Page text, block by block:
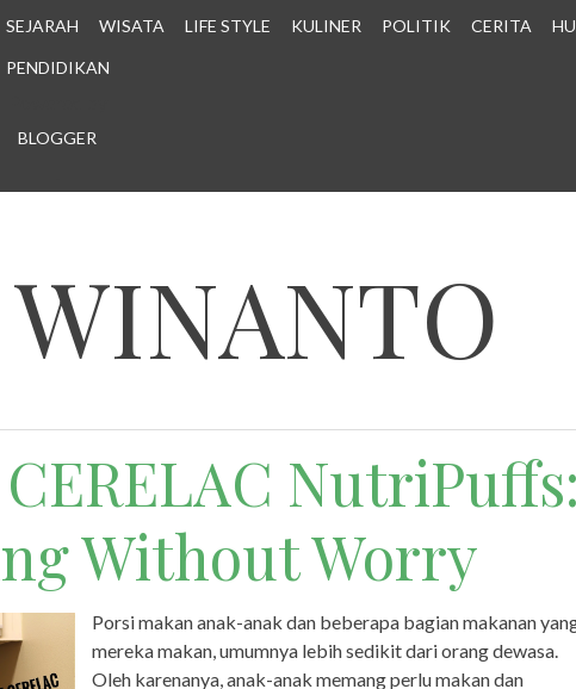
SEJARAH WISATA LIFE STYLE KULINER POLITIK CERITA
PENDIDIKAN
BLOGGER
WINANTO
NutriPuffs:
Without Worry
Porsi makan anak-anak dan beberapa bagian makanan
mereka makan, umumnya lebih sedikit dari orang dewasa.
Oleh karenanya, anak-anak memang perlu makan dan